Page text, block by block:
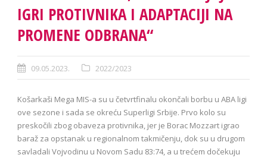
IGRI PROTIVNIKA I ADAPTACIJI NA
PROMENE ODBRANA“
09.05.2023. 2022/2023
Košarkaši Mega MIS-a su u četvrtfinalu okončali borbu u ABA ligi
ove sezone i sada se okreću Superligi Srbije. Prvo kolo su
preskočili zbog obaveza protivnika, jer je Borac Mozzart igrao
baraž za opstanak u regionalnom takmičenju, dok su u drugom
savladali Vojvodinu u Novom Sadu 83:74, a u trećem dočekuju